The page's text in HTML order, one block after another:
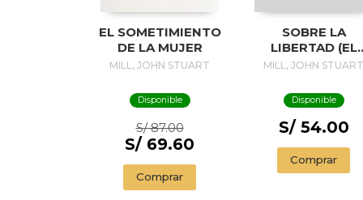
EL SOMETIMIENTO
DE LA MUJER
MILL, JOHN STUART
Disponible
S/ 87.00
S/ 69.60
Comprar
SOBRE LA
LIBERTAD (EL
MANGA)
MILL, JOHN STUART
Disponible
S/ 54.00
Comprar